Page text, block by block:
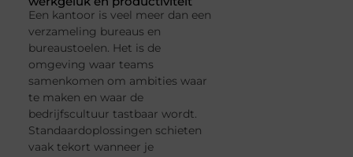
Een kantoor is veel meer dan een
verzameling bureaus en
bureaustoelen. Het is de
omgeving waar teams
samenkomen om ambities waar
te maken en waar de
bedrijfscultuur tastbaar wordt.
Standaardoplossingen schieten
vaak tekort wanneer je